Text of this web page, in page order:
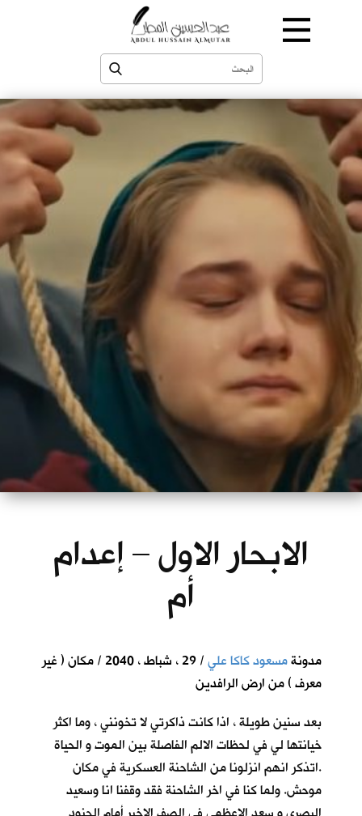
الابحار الاول – إعدام
أم
مدونةمسعود كاكا علي
/ 29 ، شباط ، 2040 / مكان ( غير
معرف ) من ارض الرافدين
بعد سنين طويلة ، اذا كانت ذاكرتي لا تخونني ، وما اكثر
خيانتها لي في لحظات الالم الفاصلة بين الموت و الحياة
.اتذكر انهم انزلونا من الشاحنة العسكرية في مكان
موحش. ولما كنا في اخر الشاحنة فقد وقفنا انا وسعيد